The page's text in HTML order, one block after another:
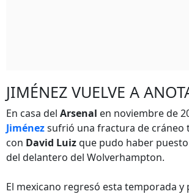
JIMÉNEZ VUELVE A
En casa del Arsenal en noviembre de
Jiménezsufrió una fractura de cráneo
con David Luizque pudo haber
del delantero del Wolverhampton.
El mexicano regresó esta temporada y